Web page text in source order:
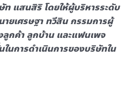
แสนสิริ โดยให้ผู้บริหารระดับ
ยเศรษฐา ทวีสิน กรรมการผู้
กค้า ลูกบ้าน และแฟนเพจ
นการดำเนินการของบริษัทใน